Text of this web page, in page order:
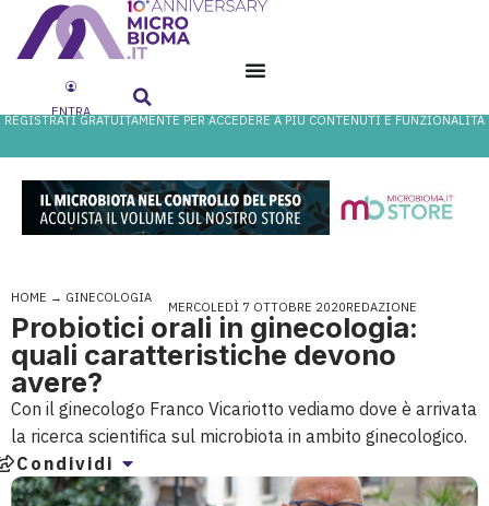
ENTRA
REGISTRATI GRATUITAMENTE PER ACCEDERE A PIÙ CONTENUTI E FUNZIONALITÀ
HOME → GINECOLOGIA
MERCOLEDÌ 7 OTTOBRE 2020REDAZIONE
Probiotici orali in ginecologia:
quali caratteristiche devono
avere?
Con il ginecologo Franco Vicariotto vediamo dove è arrivata
la ricerca scientifica sul microbiota in ambito ginecologico.
Condividi